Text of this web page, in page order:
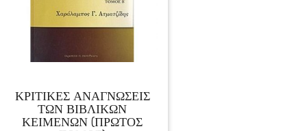
ΚΡΙΤΙΚΕΣ ΑΝΑΓΝΩΣΕΙΣ
ΤΩΝ ΒΙΒΛΙΚΩΝ
ΚΕΙΜΕΝΩΝ (ΠΡΩΤΟΣ